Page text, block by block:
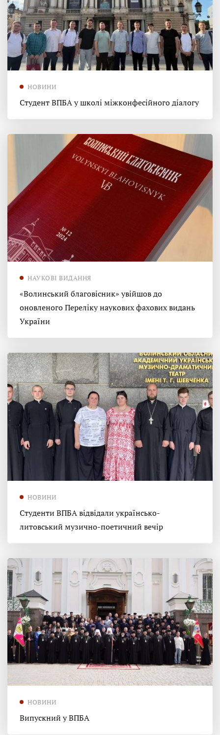
НОВИНИ
Студент ВПБА у школі міжконфесійного діалогу
НАУКОВІ ВИДАННЯ
«Волинський благовісник» увійшов до
оновленого Переліку наукових фахових видань
України
НОВИНИ
Студенти ВПБА відвідали українсько-
литовський музично-поетичний вечір
НОВИНИ
Випускний у ВПБА